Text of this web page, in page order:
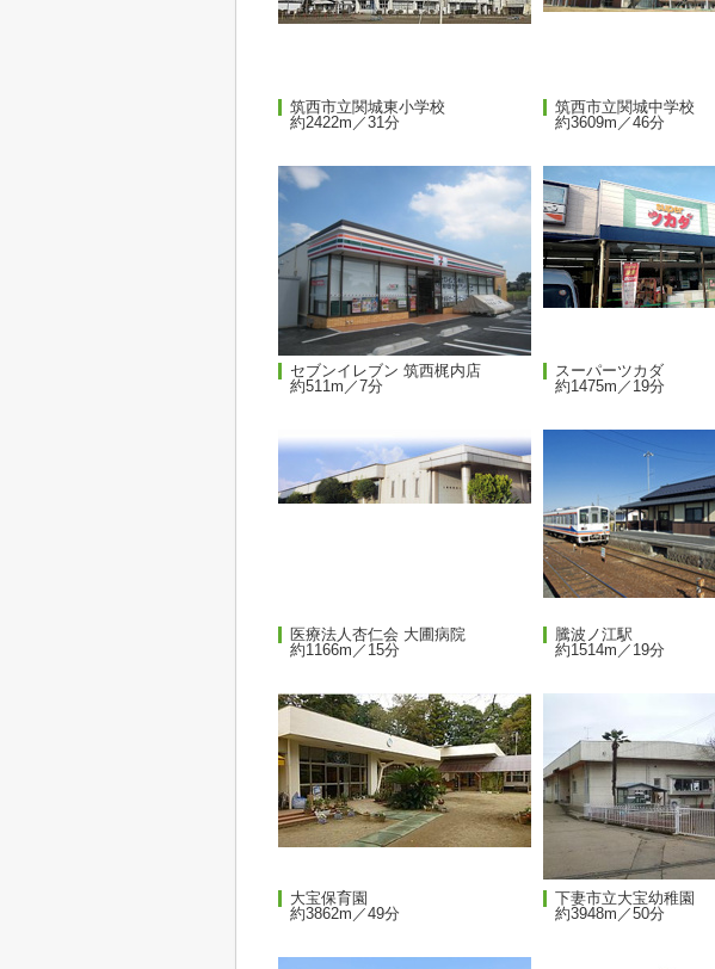
筑西市立関城東小学校
約2422m／31分
筑西市立関城中学校
約3609m／46分
セブンイレブン 筑西梶内店
約511m／7分
スーパーツカダ
約1475m／19分
医療法人杏仁会 大圃病院
約1166m／15分
騰波ノ江駅
約1514m／19分
大宝保育園
約3862m／49分
下妻市立大宝幼稚園
約3948m／50分